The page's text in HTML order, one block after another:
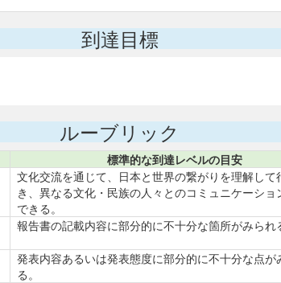
到達目標
ルーブリック
標準的な到達レベルの目安
文化交流を通じて、日本と世界の繋がりを理解して
き、異なる文化・民族の人々とのコミュニケーショ
できる。
報告書の記載内容に部分的に不十分な箇所がみられ
発表内容あるいは発表態度に部分的に不十分な点が
る。